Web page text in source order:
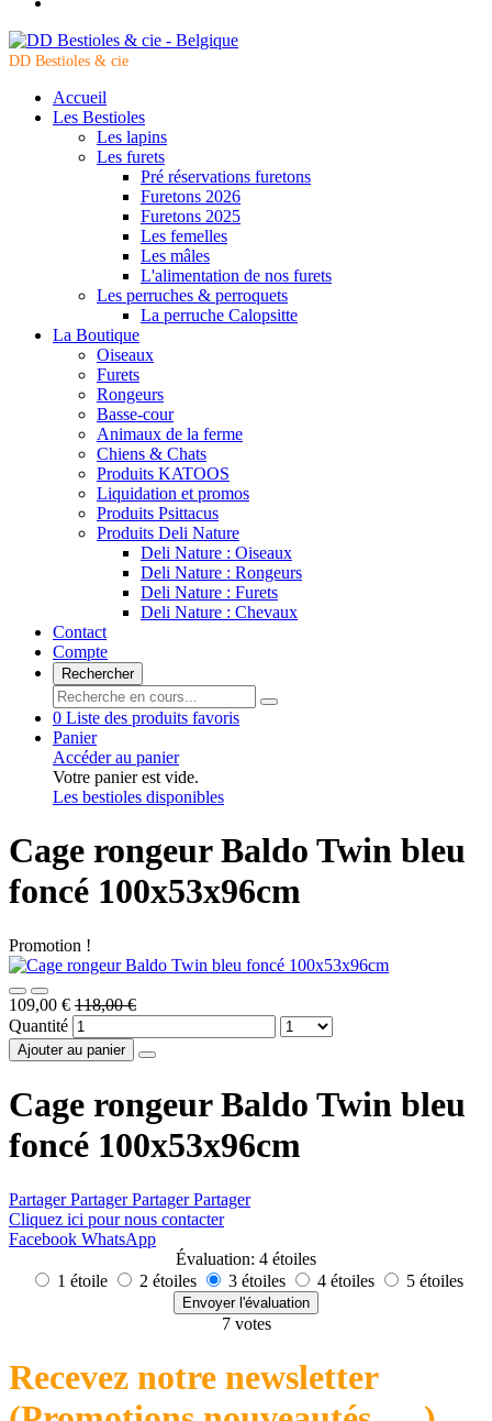
DD Bestioles & cie
Accueil
Les Bestioles
Les lapins
Les furets
Pré réservations furetons
Furetons 2026
Furetons 2025
Les femelles
Les mâles
L'alimentation de nos furets
Les perruches & perroquets
La perruche Calopsitte
La Boutique
Oiseaux
Furets
Rongeurs
Basse-cour
Animaux de la ferme
Chiens & Chats
Produits KATOOS
Liquidation et promos
Produits Psittacus
Produits Deli Nature
Deli Nature : Oiseaux
Deli Nature : Rongeurs
Deli Nature : Furets
Deli Nature : Chevaux
Contact
Compte
Rechercher
0 Liste des produits favoris
Panier
Accéder au panier
Votre panier est vide.
Les bestioles disponibles
Cage rongeur Baldo Twin bleu
foncé 100x53x96cm
Promotion !
109,00 € 118,00 €
Quantité
Ajouter au panier
Cage rongeur Baldo Twin bleu
foncé 100x53x96cm
PartagerPartagerPartagerPartager
Cliquez ici pour nous contacter
Facebook WhatsApp
Évaluation: 4 étoiles
1 étoile
2 étoiles 3 étoiles 4 étoiles 5 étoiles
Envoyer l'évaluation
7 votes
Recevez notre newsletter